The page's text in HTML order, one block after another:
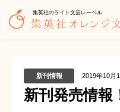
集英社のライト文芸レーベル
新刊情報 2019年10月
新刊発売情報